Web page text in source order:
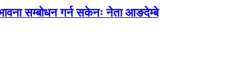
सम्बोधन गर्न सकेनः नेता आङदेम्बे